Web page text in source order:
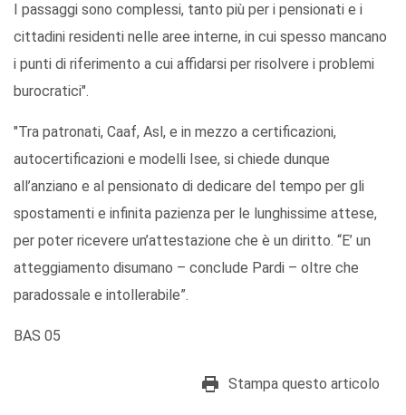
I passaggi sono complessi, tanto più per i pensionati e i
cittadini residenti nelle aree interne, in cui spesso mancano
i punti di riferimento a cui affidarsi per risolvere i problemi
burocratici".
"Tra patronati, Caaf, Asl, e in mezzo a certificazioni,
autocertificazioni e modelli Isee, si chiede dunque
all’anziano e al pensionato di dedicare del tempo per gli
spostamenti e infinita pazienza per le lunghissime attese,
per poter ricevere un’attestazione che è un diritto. “E’ un
atteggiamento disumano – conclude Pardi – oltre che
paradossale e intollerabile”.
BAS 05
Stampa questo articolo